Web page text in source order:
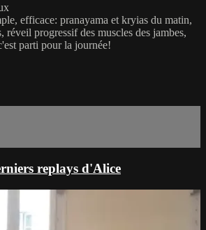
efficace: pranayama et kryias du matin,
réveil progressif des muscles des jambes,
parti pour la journée!
replays d'Alice